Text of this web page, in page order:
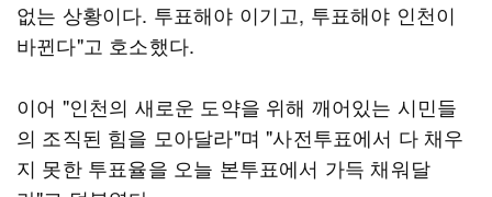
없는 상황이다. 투표해야 이기고, 투표해야 인천이
바뀐다"고 호소했다.
이어 "인천의 새로운 도약을 위해 깨어있는 시민들
의 조직된 힘을 모아달라"며 "사전투표에서 다 채우
지 못한 투표율을 오늘 본투표에서 가득 채워달